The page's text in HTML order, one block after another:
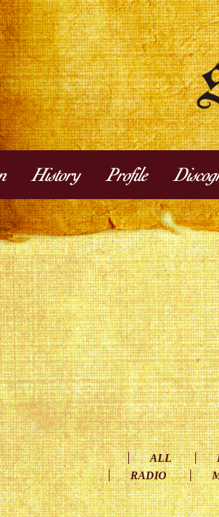
ALL
RADIO